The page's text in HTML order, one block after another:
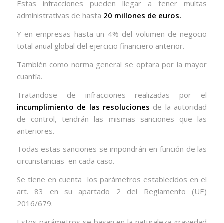
Estas infracciones pueden llegar a tener multas
administrativas de hasta 20 millones de euros.
Y en empresas hasta un 4% del volumen de negocio
total anual global del ejercicio financiero anterior.
También como norma general se optara por la mayor
cuantía.
Tratandose de infracciones realizadas por el
incumplimiento de las resoluciones de la autoridad
de control, tendrán las mismas sanciones que las
anteriores.
Todas estas sanciones se impondrán en función de las
circunstancias en cada caso.
Se tiene en cuenta los parámetros establecidos en el
art. 83 en su apartado 2 del Reglamento (UE)
2016/679.